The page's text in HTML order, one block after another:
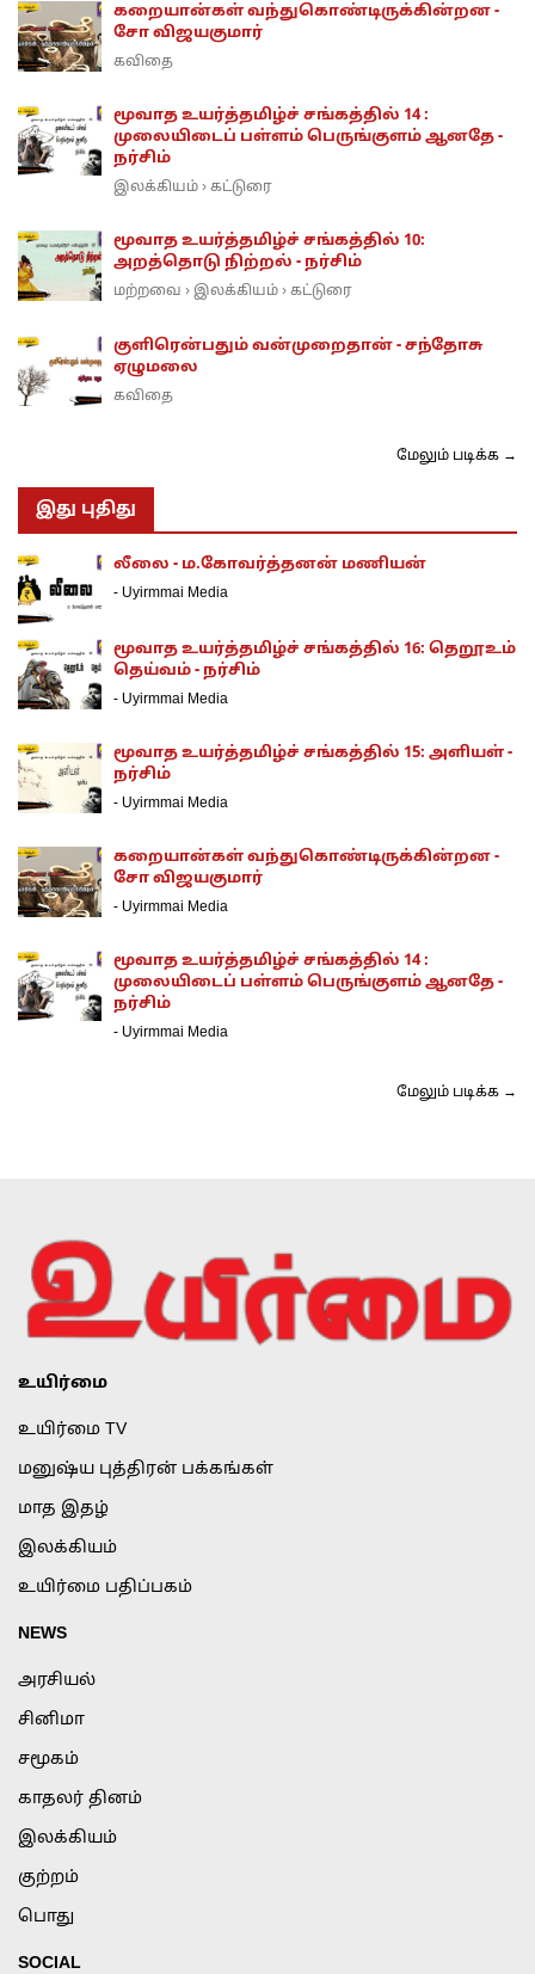
கறையான்கள் வந்துகொண்டிருக்கின்றன -
சோ விஜயகுமார்
கவிதை
மூவாத உயர்த்தமிழ்ச் சங்கத்தில் 14 :
முலையிடைப் பள்ளம் பெருங்குளம் ஆனதே -
நர்சிம்
இலக்கியம் › கட்டுரை
மூவாத உயர்த்தமிழ்ச் சங்கத்தில் 10:
அறத்தொடு நிற்றல் - நர்சிம்
மற்றவை › இலக்கியம் › கட்டுரை
குளிரென்பதும் வன்முறைதான் - சந்தோசு
ஏழுமலை
கவிதை
மேலும் படிக்க →
இது புதிது
லீலை - ம.கோவர்த்தனன் மணியன்
- Uyirmmai Media
மூவாத உயர்த்தமிழ்ச் சங்கத்தில் 16: தெறூஉம்
தெய்வம் - நர்சிம்
- Uyirmmai Media
மூவாத உயர்த்தமிழ்ச் சங்கத்தில் 15: அளியள் -
நர்சிம்
- Uyirmmai Media
கறையான்கள் வந்துகொண்டிருக்கின்றன -
சோ விஜயகுமார்
- Uyirmmai Media
மூவாத உயர்த்தமிழ்ச் சங்கத்தில் 14 :
முலையிடைப் பள்ளம் பெருங்குளம் ஆனதே -
நர்சிம்
- Uyirmmai Media
மேலும் படிக்க →
உயிர்மை
உயிர்மை TV
மனுஷ்ய புத்திரன் பக்கங்கள்
மாத இதழ்
இலக்கியம்
உயிர்மை பதிப்பகம்
NEWS
அரசியல்
சினிமா
சமூகம்
காதலர் தினம்
இலக்கியம்
குற்றம்
பொது
SOCIAL